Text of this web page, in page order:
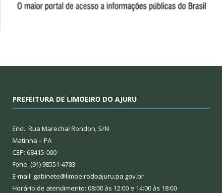
PREFEITURA DE LIMOEIRO DO AJURU
End.: Rua Marechal Rondon, S/N
Matinha – PA
CEP: 68415-000
Fone: (91) 98551-4783
E-mail: gabinete@limoeirodoajuru.pa.gov.br
Horário de atendimento: 08:00 às 12:00 e 14:00 às 18:00